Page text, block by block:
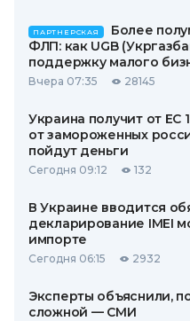
ПАРТНЕРСКАЯ
Более
ФЛП: как UGB
поддержку малого
Вчера 07:35 28145
Украина получит от ЕС
от замороженных
пойдут деньги
Сегодня 09:12 132
В Украине вводится
декларирование IMEI
импорте
Сегодня 06:15 2932
Эксперты объяснили,
сложной — СМИ